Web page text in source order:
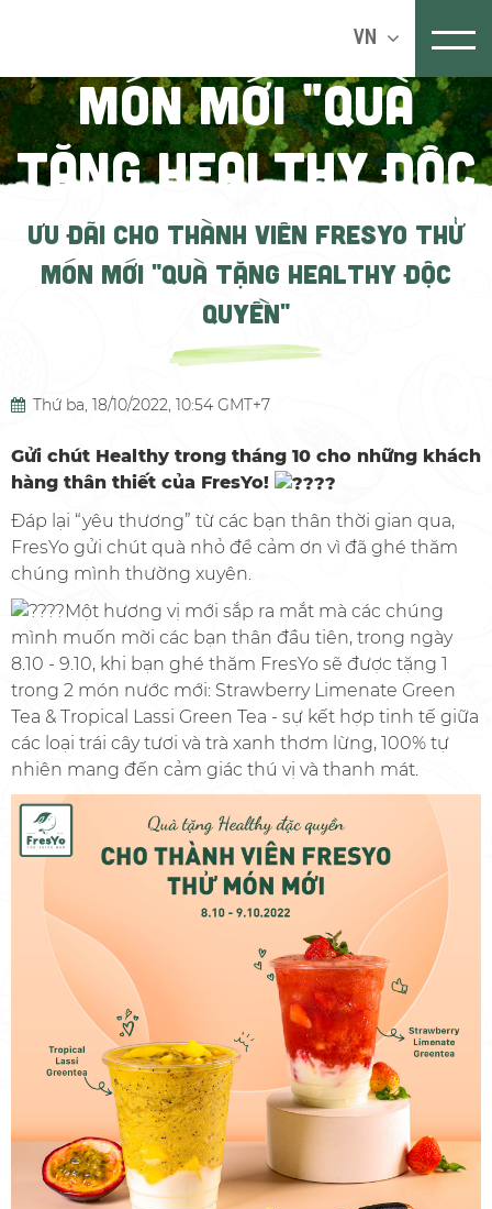
VN
VIÊN FRESYO THỬ
MÓN MỚI "Quà
tặng healthy độc
quyền"
TIN TỨC Tin tức & Sự kiện Tin khuyến mãi
ƯU ĐÃI CHO THÀNH VIÊN FRESYO THỬ
MÓN MỚI "QUÀ TẶNG HEALTHY ĐỘC
QUYỀN"
Thứ ba, 18/10/2022, 10:54 GMT+7
Gửi chút Healthy trong tháng 10 cho những khách
hàng thân thiết của FresYo!
Đáp lại “yêu thương” từ các bạn thân thời gian qua,
FresYo gửi chút quà nhỏ để cảm ơn vì đã ghé thăm
chúng mình thường xuyên.
Một hương vị mới sắp ra mắt mà các chúng
mình muốn mời các bạn thân đầu tiên, trong ngày
8.10 - 9.10, khi bạn ghé thăm FresYo sẽ được tặng 1
trong 2 món nước mới: Strawberry Limenate Green
Tea & Tropical Lassi Green Tea - sự kết hợp tinh tế giữa
các loại trái cây tươi và trà xanh thơm lừng, 100% tự
nhiên mang đến cảm giác thú vị và thanh mát.